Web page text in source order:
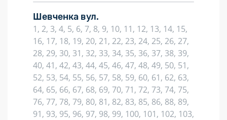
Шевченка вул.
1, 2, 3, 4, 5, 6, 7, 8, 9, 10, 11, 12, 13, 14, 15,
16, 17, 18, 19, 20, 21, 22, 23, 24, 25, 26, 27,
28, 29, 30, 31, 32, 33, 34, 35, 36, 37, 38, 39,
40, 41, 42, 43, 44, 45, 46, 47, 48, 49, 50, 51,
52, 53, 54, 55, 56, 57, 58, 59, 60, 61, 62, 63,
64, 65, 66, 67, 68, 69, 70, 71, 72, 73, 74, 75,
76, 77, 78, 79, 80, 81, 82, 83, 85, 86, 88, 89,
91, 93, 95, 96, 97, 98, 99, 100, 101, 102, 103,